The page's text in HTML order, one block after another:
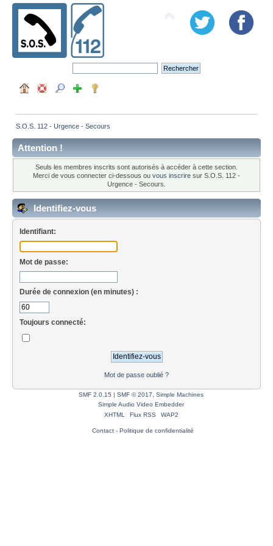
S.O.S. 112 - Urgence - Secours
Attention !
Seuls les membres inscrits sont autorisés à accéder à cette section.
Merci de vous connecter ci-dessous ou vous inscrire sur S.O.S. 112 -
Urgence - Secours.
Identifiez-vous
Identifiant:
Mot de passe:
Durée de connexion (en minutes) :
Toujours connecté:
Mot de passe oublié ?
SMF 2.0.15 | SMF © 2017
Simple Machines
Simple Audio Video Embedder
XHTML
Flux RSS WAP2
Contact- Politique de confidentialité